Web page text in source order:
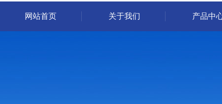
网站首页 关于我们 产品中